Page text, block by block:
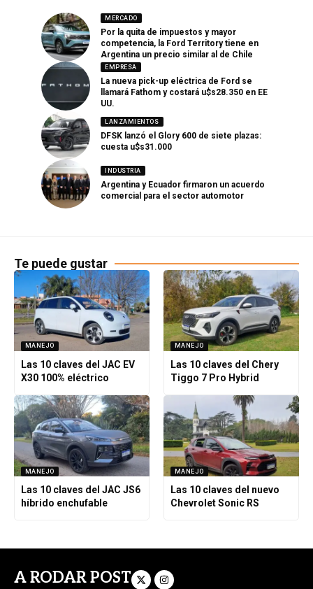
MERCADO
Por la quita de impuestos y mayor
competencia, la Ford Territory tiene en
Argentina un precio similar al de Chile
EMPRESA
La nueva pick-up eléctrica de Ford se
llamará Fathom y costará u$s28.350 en EE
UU.
LANZAMIENTOS
DFSK lanzó el Glory 600 de siete plazas:
cuesta u$s31.000
INDUSTRIA
Argentina y Ecuador firmaron un acuerdo
comercial para el sector automotor
Te puede gustar
MANEJO
Las 10 claves del JAC EV
X30 100% eléctrico
MANEJO
Las 10 claves del Chery
Tiggo 7 Pro Hybrid
MANEJO
Las 10 claves del JAC JS6
híbrido enchufable
MANEJO
Las 10 claves del nuevo
Chevrolet Sonic RS
A RODAR POST